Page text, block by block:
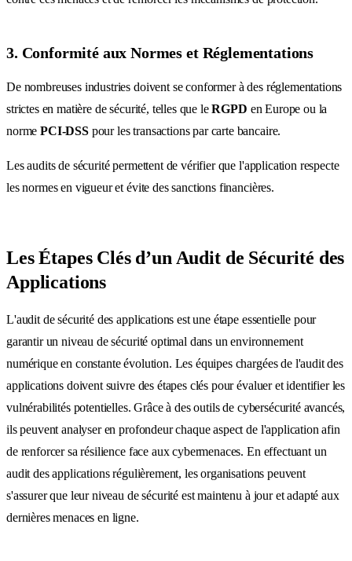
3. Conformité aux Normes et Réglementations
De nombreuses industries doivent se conformer à des réglementations
strictes en matière de sécurité, telles que leRGPD en Europe ou la
normePCI-DSSpour les transactions par carte bancaire.
Les audits de sécurité permettent de vérifier que l'application respecte
les normes en vigueur et évite des sanctions financières.
Les Étapes Clés d’un Audit de Sécurité des
Applications
L'audit de sécurité des applications est une étape essentielle pour
garantir un niveau de sécurité optimal dans un environnement
numérique en constante évolution. Les équipes chargées de l'audit des
applications doivent suivre des étapes clés pour évaluer et identifier les
vulnérabilités potentielles. Grâce à des outils de cybersécurité avancés,
ils peuvent analyser en profondeur chaque aspect de l'application afin
de renforcer sa résilience face aux cybermenaces. En effectuant un
audit des applications régulièrement, les organisations peuvent
s'assurer que leur niveau de sécurité est maintenu à jour et adapté aux
dernières menaces en ligne.